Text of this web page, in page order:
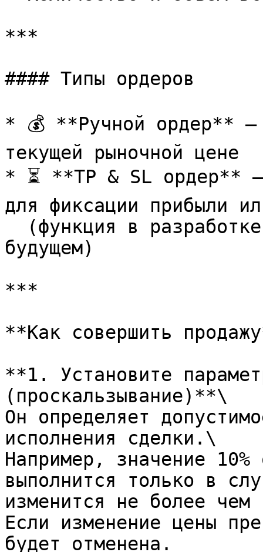
***
#### Типы ордеров
* 💰 **Ручной ордер** —
текущей рыночной цене
* ⏳ **TP & SL ордер**
для фиксации прибыли
будущем)
***
**Как совершить
**1. Установите
(проскальзывание)**\
Он определяет
исполнения сделки.\
Например, значение
выполнится только в
изменится не более
Если изменение цены
будет отменена.